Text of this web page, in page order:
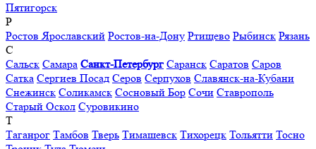
Пятигорск
Р
Ростов Ярославский Ростов-на-Дону Ртищево Рыбинск Рязань
С
Сальск Самара Санкт-Петербург Саранск Саратов Саров
Сатка Сергиев Посад Серов Серпухов Славянск-на-Кубани
Снежинск Соликамск Сосновый Бор Сочи Ставрополь
Старый Оскол Суровикино
Т
Таганрог Тамбов Тверь Тимашевск Тихорецк Тольятти Тосно